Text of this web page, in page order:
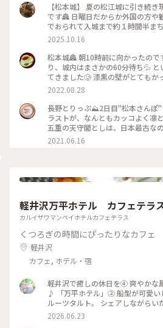
【松本城】 夏の松江城に引き続
です🏯 日曜日だからか外国の方や
でおられて入城まで約１時間半ま
て外観のみ堪能してきました 現存
れるのは姫路城と松本城のみ👀 別
いい黒いお城です✨ 黒いから烏城
がそれは60年前くらいにバスガイ
正式な別名ではないそうです😳 や
って絵になりますよねぇ☺️ お城の
るのも見つけました🌸秋ですねぇ
守 #国宝5城 #国宝 #お城 #秋の信
#松本 #ことりっぷ長野
2025.10.16
松本城🏯 朝10時前に向かったの
り、城内はまさかの60分待ち💦
てきました🥲 漆黒の壁がとてもか
最寄りのバス停を降りると、お堀
日:8月中旬) #松本 #松本城 #城 #
#Myことりっぷ #私のことりっぷ
2022.08.28
長野とりっぷ⛰2日目"松本さんぽ"
ラストが、なんともカッコよく凛
五重の天守閣としは、日本最古なのだそう🏯 #
城#ライトアップ#自然にふれる
2021.06.16
軽井沢万平ホテル カフェテラ
カルイザワマンペイホテルカフェテラス
くつろぎの時間にぴったりなカフェ
軽井沢
カフェ, ホテル・宿
軽井沢で癒しの休日を④ 爽やかな
♪ 「万平ホテル」② 船型が可愛い
ルーツタルト。 シェアしながらい
風景を楽しみながら 贅沢なティー
沢 #万平ホテル #万平ホテルカフ
2026.06.23